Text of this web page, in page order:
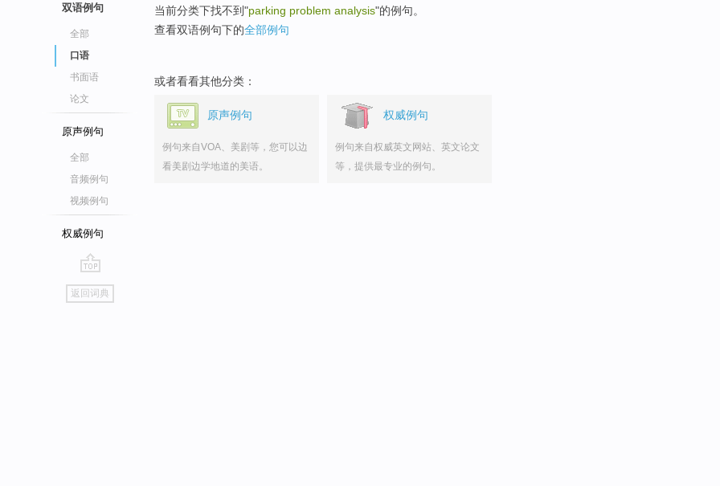
双语例句
全部
口语
书面语
论文
原声例句
全部
音频例句
视频例句
权威例句
go
top
返回词典
当前分类下找不到"parking problem analysis"的例句。
查看双语例句下的全部例句
或者看看其他分类：
原声例句
例句来自VOA、美剧等，您可以边
看美剧边学地道的美语。
权威例句
例句来自权威英文网站、英文论文
等，提供最专业的例句。